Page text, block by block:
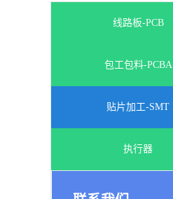
线路板-PCB
包工包料-PCBA
贴片加工-SMT
执行器